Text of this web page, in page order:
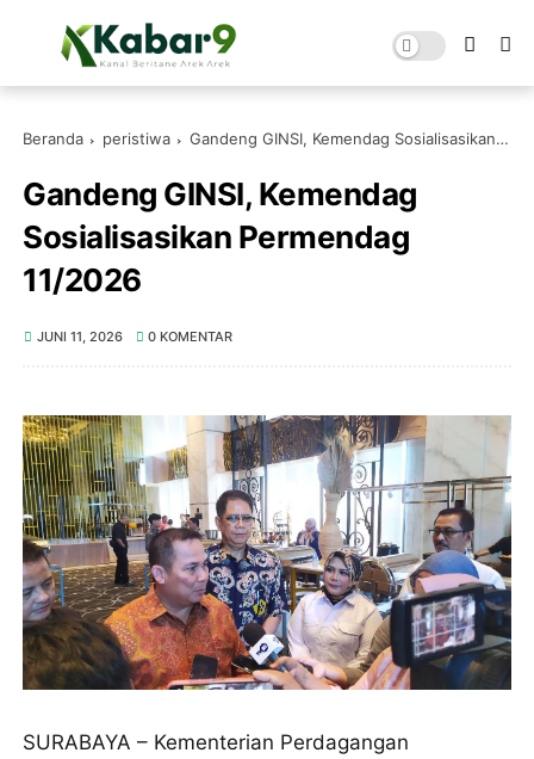
Beranda peristiwa Gandeng GINSI, Kemendag Sosialisasikan Permendag 11/2026
Gandeng GINSI, Kemendag
Sosialisasikan Permendag
11/2026
JUNI 11, 2026 0 KOMENTAR
​SURABAYA – Kementerian Perdagangan